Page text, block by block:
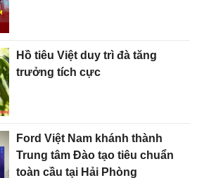
Hồ tiêu Việt duy trì đà tăng
trưởng tích cực
Ford Việt Nam khánh thành
Trung tâm Đào tạo tiêu chuẩn
toàn cầu tại Hải Phòng